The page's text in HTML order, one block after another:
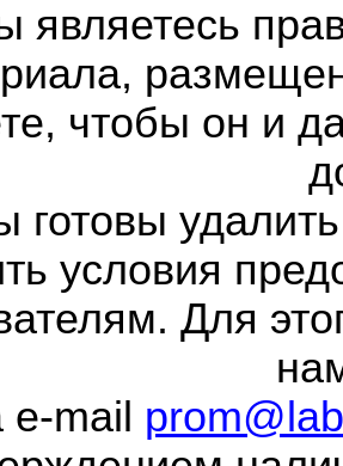
являетесь
чтобы он и
готовы
условия
Для
e-mail